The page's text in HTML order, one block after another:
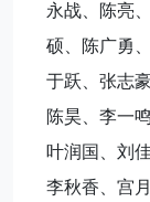
永战、陈亮
硕、陈广勇
于跃、张志
陈昊、李一
叶润国、刘
李秋香、宫